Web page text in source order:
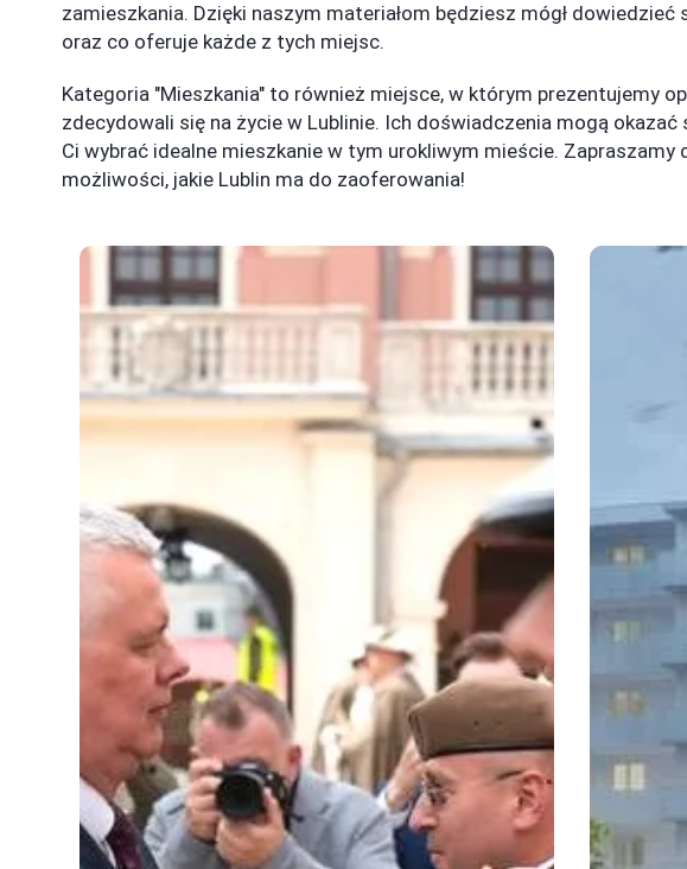
zamieszkania. Dzięki naszym materiałom będziesz mógł
oraz co oferuje każde z tych miejsc.
Kategoria "Mieszkania" to również miejsce, w którym prezentujemy
zdecydowali się na życie w Lublinie. Ich doświadczenia mogą
Ci wybrać idealne mieszkanie w tym urokliwym mieście. Zapraszamy
możliwości, jakie Lublin ma do zaoferowania!